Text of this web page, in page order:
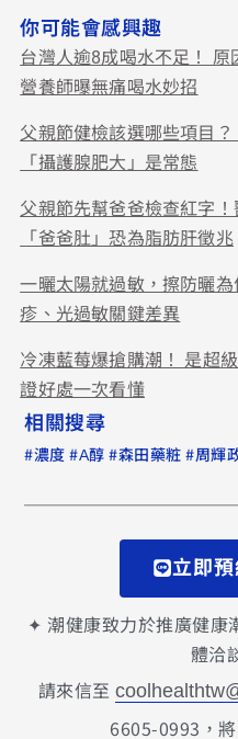
你可能會感興趣
台灣人逾8成喝水不足！ 原
營養師曝無痛喝水妙招
父親節健檢該選哪些項目
「攝護腺肥大」是常態
父親節先幫爸爸檢查紅字
「爸爸肚」恐為脂肪肝徵兆
一曬太陽就過敏，擦防曬
疹、光過敏關鍵差異
冷凍藍莓爆搶購潮！ 是超
證好處一次看懂
相關搜尋
#濃度 #A醇 #森田藥粧 #周輝
立即
✦ 潮健康致力於推廣健康
體洽
請來信至
6605-0993，